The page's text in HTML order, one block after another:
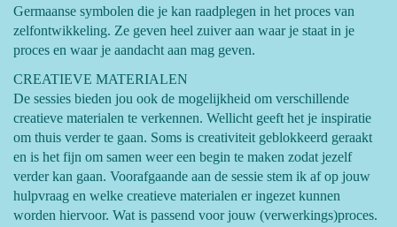
Germaanse symbolen die je kan raadplegen in het proces van
zelfontwikkeling. Ze geven heel zuiver aan waar je staat in je
proces en waar je aandacht aan mag geven.
CREATIEVE MATERIALEN
De sessies bieden jou ook de mogelijkheid om verschillende
creatieve materialen te verkennen. Wellicht geeft het je inspiratie
om thuis verder te gaan. Soms is creativiteit geblokkeerd geraakt
en is het fijn om samen weer een begin te maken zodat jezelf
verder kan gaan. Voorafgaande aan de sessie stem ik af op jouw
hulpvraag en welke creatieve materialen er ingezet kunnen
worden hiervoor. Wat is passend voor jouw (verwerkings)proces.